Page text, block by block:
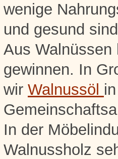
wenige
und gesund
Aus
gewinnen. In
wir Walnussöl
In der
Walnussholz